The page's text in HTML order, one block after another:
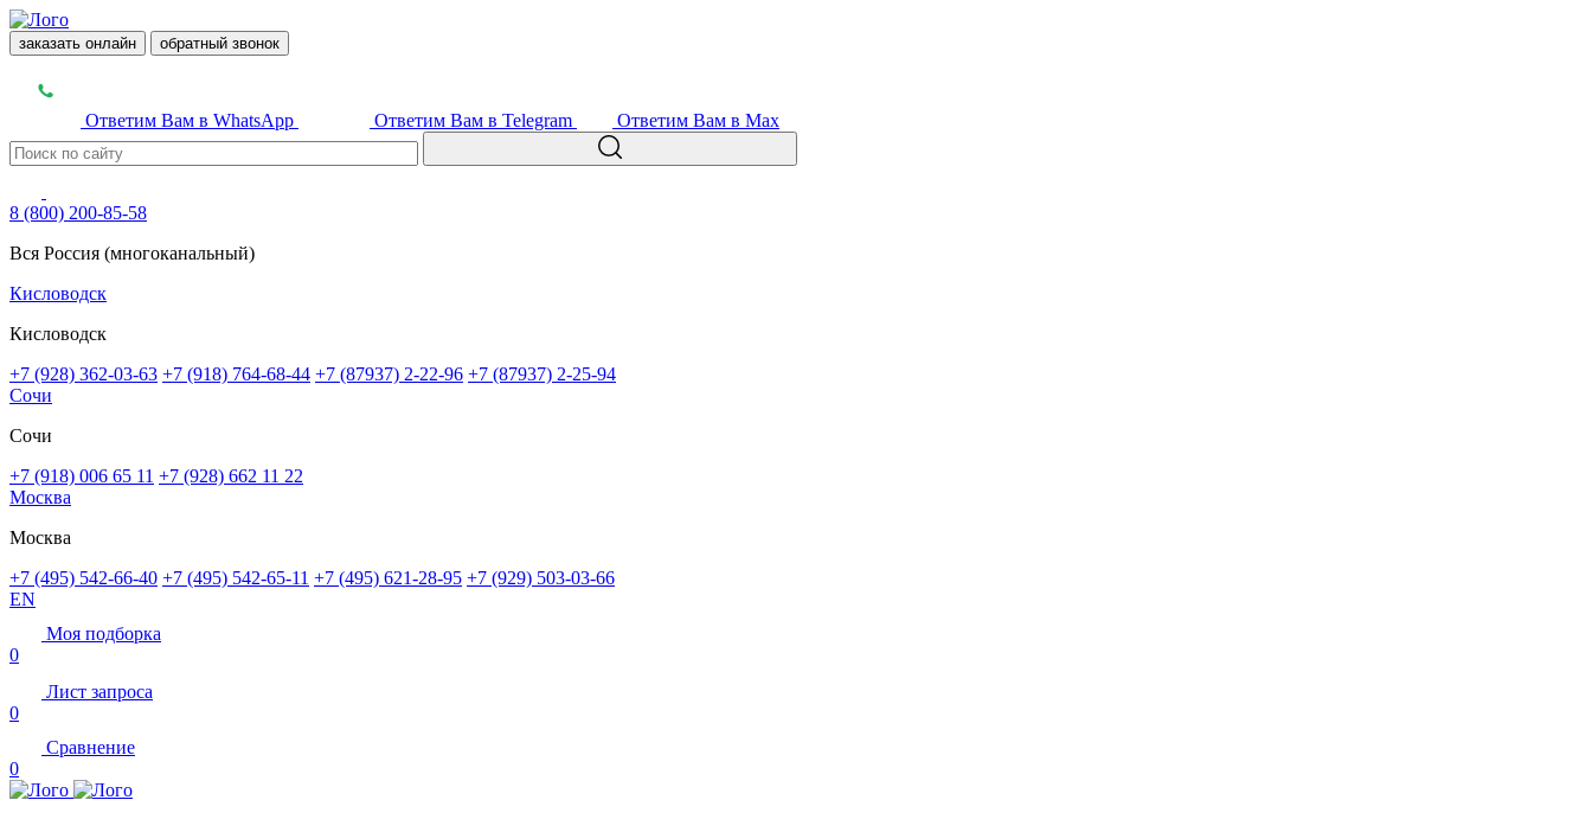
заказать онлайн обратный звонок
Ответим Вам в WhatsApp Ответим Вам в Telegram Ответим Вам в Max
8 (800) 200-85-58
Вся Россия (многоканальный)
Кисловодск
Кисловодск
+7 (928) 362-03-63 +7 (918) 764-68-44 +7 (87937) 2-22-96 +7 (87937) 2-25-94
Сочи
Сочи
+7 (918) 006 65 11 +7 (928) 662 11 22
Москва
Москва
+7 (495) 542-66-40 +7 (495) 542-65-11 +7 (495) 621-28-95 +7 (929) 503-03-66
EN
Моя подборка
0
Лист запроса
0
Сравнение
0